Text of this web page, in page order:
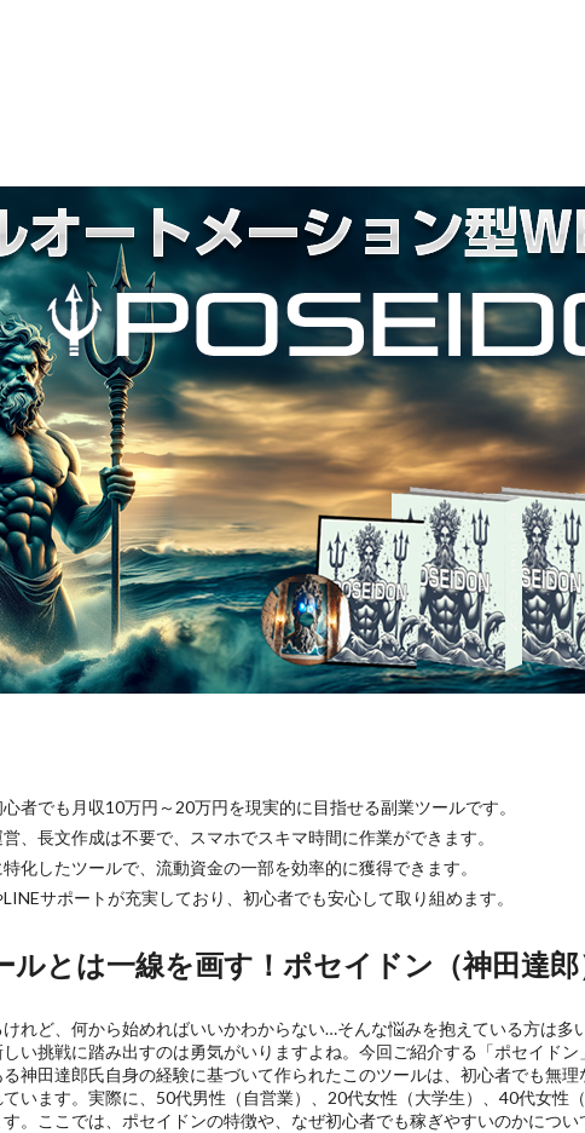
者でも月収10万円～20万円を現実的に目指せる副業ツールです。
、長文作成は不要で、スマホでスキマ時間に作業ができます。
化したツールで、流動資金の一部を効率的に獲得できます。
サポートが充実しており、初心者でも安心して取り組めます。
ルとは一線を画す！ポセイドン（神田達郎
れど、何から始めればいいかわからない…そんな悩みを抱えている方は
い挑戦に踏み出すのは勇気がいりますよね。今回ご紹介する「ポセイド
神田達郎氏自身の経験に基づいて作られたこのツールは、初心者でも無
います。実際に、50代男性（自営業）、20代女性（大学生）、40代女性
。ここでは、ポセイドンの特徴や、なぜ初心者でも稼ぎやすいのかについ